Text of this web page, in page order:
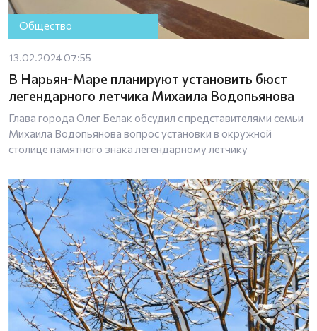
Общество
13.02.2024 07:55
В Нарьян-Маре планируют установить бюст
легендарного летчика Михаила Водопьянова
Глава города Олег Белак обсудил с представителями семьи
Михаила Водопьянова вопрос установки в окружной
столице памятного знака легендарному летчику